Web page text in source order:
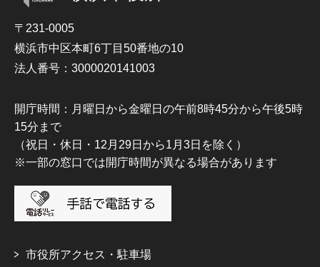
〒231-0005
横浜市中区本町6丁目50番地の10
法人番号：3000020141003
開庁時間：月曜日から金曜日の午前8時45分から午後5時
15分まで
（祝日・休日・12月29日から1月3日を除く）
※一部の窓口では開庁時間が異なる場合があります
市役所アクセス・駐車場